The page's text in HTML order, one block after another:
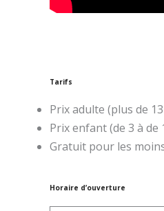
Tarifs
Prix adulte (plus de
Prix enfant (de 3 à de
Gratuit pour les
Horaire d’ouverture